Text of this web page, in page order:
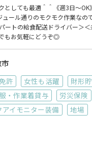
しても最適＾＾《週3日～
ール通りのモクモク作業なの
トの給食配送ドライバー＞＜
もお気軽にどうぞ◎
許 女性も活躍 財形
・作業着貸与 労災保険
アイモニター装備 地場